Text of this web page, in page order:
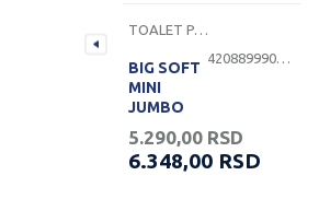
TOALET PAPIR
4208899900856
BIG SOFT
MINI
JUMBO
PAPIRA U
ROLN
5.290,00 RSD
6.348,00 RSD